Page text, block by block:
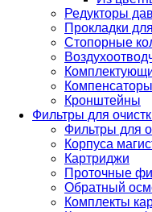
Редукторы
Прокладки
Стопорные
Компенсаторы
Кронштейны
Фильтры для
Фильтры для
Корпуса
Картриджи
Проточные
Обратный
Комплекты